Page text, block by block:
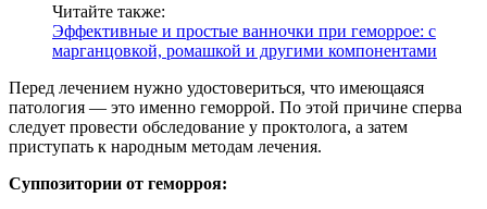
Читайте также:
Эффективные и простые ванночки при геморрое: с
марганцовкой, ромашкой и другими компонентами
Перед лечением нужно удостовериться, что имеющаяся
патология — это именно геморрой. По этой причине сперва
следует провести обследование у проктолога, а затем
приступать к народным методам лечения.
Суппозитории от геморроя: